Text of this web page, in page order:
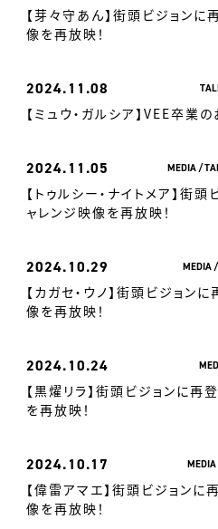
【芽々守あん】街頭ビジョンに
像を再放映！
2024 11.08
【ミュウ・ガルシア】VEE卒業
2024 11.05 MEDIA
【トゥルシー・ナイトメア】街
ャレンジ映像を再放映！
2024 10.29 MEDIA
【カガセ・ウノ】街頭ビジョン
像を再放映！
2024 10.24
【黒燿リラ】街頭ビジョンに再
を再放映！
2024 10.17 MEDIA
【偉雷アマエ】街頭ビジョンに
像を再放映！